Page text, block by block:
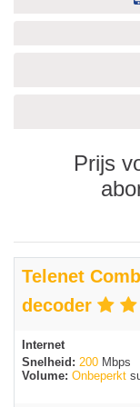
Prijs
Telenet
decoder
Internet
Snelheid: 200 Mbps
Volume: Onbeperkt